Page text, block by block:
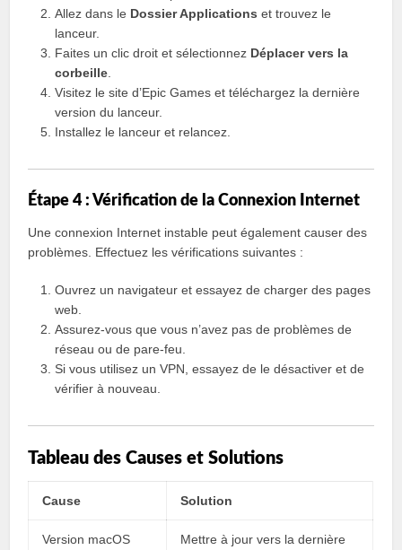
Allez dans le Dossier Applications et trouvez le
lanceur.
Faites un clic droit et sélectionnez Déplacer vers la
corbeille
Visitez le site d’Epic Games et téléchargez la dernière
version du lanceur.
Installez le lanceur et relancez.
Étape 4 : Vérification de la Connexion Internet
Une connexion Internet instable peut également causer des
problèmes. Effectuez les vérifications suivantes :
Ouvrez un navigateur et essayez de charger des pages
web.
Assurez-vous que vous n’avez pas de problèmes de
réseau ou de pare-feu.
Si vous utilisez un VPN, essayez de le désactiver et de
vérifier à nouveau.
Tableau des Causes et Solutions
Cause Solution
Version macOS
Mettre à jour vers la dernière